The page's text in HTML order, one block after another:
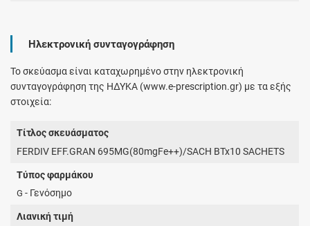
Ηλεκτρονική συνταγογράφηση
Το σκεύασμα είναι καταχωρημένο στην ηλεκτρονική
συνταγογράφηση της ΗΔΥΚΑ (www.e-prescription.gr) με τα εξής
στοιχεία:
Τίτλος σκευάσματος
FERDIV EFF.GRAN 695MG(80mgFe++)/SACH BTx10 SACHETS
Τύπος φαρμάκου
G - Γενόσημο
Λιανική τιμή